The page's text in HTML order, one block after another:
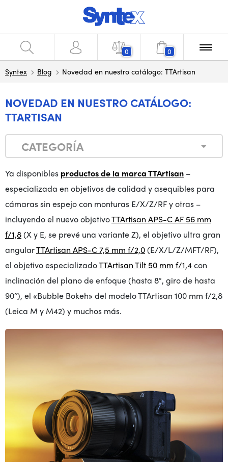
0 0
Syntex Blog Novedad en nuestro catálogo: TTArtisan
NOVEDAD EN NUESTRO CATÁLOGO:
TTARTISAN
CATEGORÍA
Ya disponibles productos de la marca TTArtisan –
especializada en objetivos de calidad y asequibles para
cámaras sin espejo con monturas E/X/Z/RF y otras –
incluyendo el nuevo objetivoTTArtisan APS-C AF 56 mm
f/1,8(X y E, se prevé una variante Z), el objetivo ultra gran
angularTTArtisan APS-C 7,5 mm f/2,0(E/X/L/Z/MFT/RF),
el objetivo especializadoTTArtisan Tilt 50 mm f/1,4con
inclinación del plano de enfoque (hasta 8°, giro de hasta
90°), el «Bubble Bokeh» del modelo TTArtisan 100 mm f/2,8
(Leica M y M42) y muchos más.